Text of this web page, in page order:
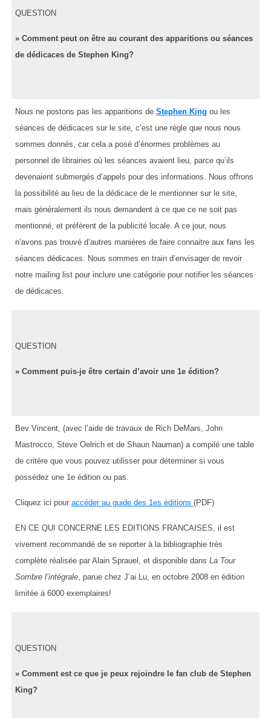
QUESTION
» Comment peut on être au courant des apparitions ou séances
de dédicaces de Stephen King?
Nous ne postons pas les apparitions de Stephen King ou les
séances de dédicaces sur le site, c’est une règle que nous nous
sommes donnés, car cela a posé d’énormes problèmes au
personnel de librairies où les séances avaient lieu, parce qu’ils
devenaient submergés d’appels pour des informations. Nous offrons
la possibilité au lieu de la dédicace de le mentionner sur le site,
mais généralement ils nous demandent à ce que ce ne soit pas
mentionné, et préfèrent de la publicité locale. A ce jour, nous
n’avons pas trouvé d’autres manières de faire connaitre aux fans les
séances dédicaces. Nous sommes en train d’envisager de revoir
notre mailing list pour inclure une catégorie pour notifier les séances
de dédicaces.
QUESTION
» Comment puis-je être certain d’avoir une 1e édition?
Bev Vincent, (avec l’aide de travaux de Rich DeMars, John
Mastrocco, Steve Oelrich et de Shaun Nauman) a compilé une table
de critère que vous pouvez utilisser pour déterminer si vous
possédez une 1e édition ou pas.
Cliquez ici pour accéder au guide des 1es éditions (PDF)
EN CE QUI CONCERNE LES EDITIONS FRANCAISES, il est
vivement recommandé de se reporter à la bibliographie très
complète réalisée par Alain Sprauel, et disponible dans La Tour
Sombre l’intégrale, parue chez J’ai Lu, en octobre 2008 en édition
limitée à 6000 exemplaires!
QUESTION
» Comment est ce que je peux rejoindre le fan club de Stephen
King?